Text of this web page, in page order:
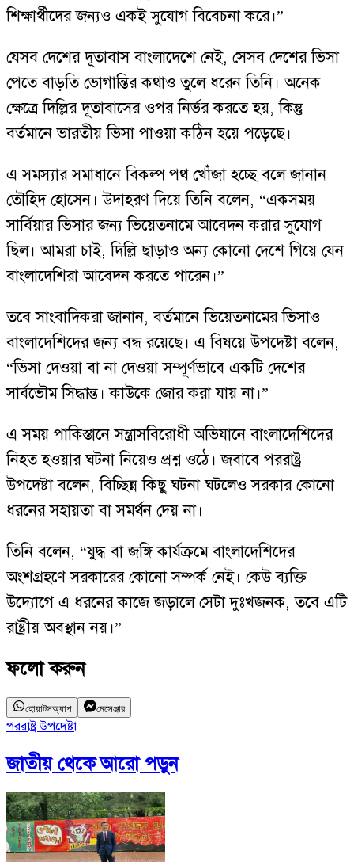
শিক্ষার্থীদের জন্যও একই সুযোগ বিবেচনা করে।”
যেসব দেশের দূতাবাস বাংলাদেশে নেই, সেসব দেশের ভিসা
পেতে বাড়তি ভোগান্তির কথাও তুলে ধরেন তিনি। অনেক
ক্ষেত্রে দিল্লির দূতাবাসের ওপর নির্ভর করতে হয়, কিন্তু
বর্তমানে ভারতীয় ভিসা পাওয়া কঠিন হয়ে পড়েছে।
এ সমস্যার সমাধানে বিকল্প পথ খোঁজা হচ্ছে বলে জানান
তৌহিদ হোসেন। উদাহরণ দিয়ে তিনি বলেন, “একসময়
সার্বিয়ার ভিসার জন্য ভিয়েতনামে আবেদন করার সুযোগ
ছিল। আমরা চাই, দিল্লি ছাড়াও অন্য কোনো দেশে গিয়ে যেন
বাংলাদেশিরা আবেদন করতে পারেন।”
তবে সাংবাদিকরা জানান, বর্তমানে ভিয়েতনামের ভিসাও
বাংলাদেশিদের জন্য বন্ধ রয়েছে। এ বিষয়ে উপদেষ্টা বলেন,
“ভিসা দেওয়া বা না দেওয়া সম্পূর্ণভাবে একটি দেশের
সার্বভৌম সিদ্ধান্ত। কাউকে জোর করা যায় না।”
এ সময় পাকিস্তানে সন্ত্রাসবিরোধী অভিযানে বাংলাদেশিদের
নিহত হওয়ার ঘটনা নিয়েও প্রশ্ন ওঠে। জবাবে পররাষ্ট্র
উপদেষ্টা বলেন, বিচ্ছিন্ন কিছু ঘটনা ঘটলেও সরকার কোনো
ধরনের সহায়তা বা সমর্থন দেয় না।
তিনি বলেন, “যুদ্ধ বা জঙ্গি কার্যক্রমে বাংলাদেশিদের
অংশগ্রহণে সরকারের কোনো সম্পর্ক নেই। কেউ ব্যক্তি
উদ্যোগে এ ধরনের কাজে জড়ালে সেটা দুঃখজনক, তবে এটি
রাষ্ট্রীয় অবস্থান নয়।”
ফলো করুন
হোয়াটসঅ্যাপ মেসেঞ্জার
পররাষ্ট্র উপদেষ্টা
জাতীয়থেকে আরো পড়ুন